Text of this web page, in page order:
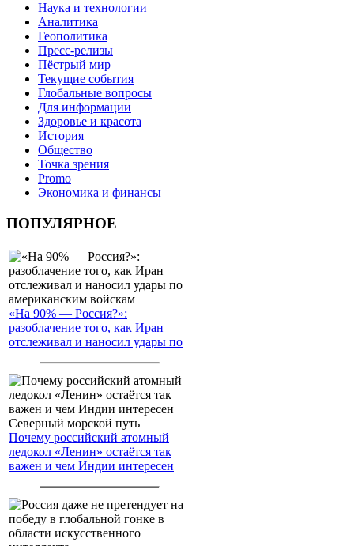
Наука и технологии
Аналитика
Геополитика
Пресс-релизы
Пёстрый мир
Текущие события
Глобальные вопросы
Для информации
Здоровье и красота
История
Общество
Точка зрения
Promo
Экономика и финансы
ПОПУЛЯРНОЕ
«На 90% — Россия?»:
разоблачение того, как Иран
отслеживал и наносил удары по
американским войскам
Почему российский атомный
ледокол «Ленин» остаётся так
важен и чем Индии интересен
Северный морской путь